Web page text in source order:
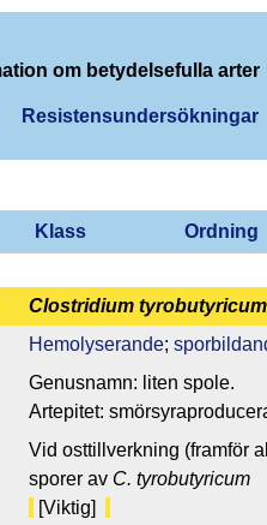
om betydelsefulla arter
Resistensundersökningar
Klass Ordning
Clostridium tyrobutyricum
Hemolyserande;
Genusnamn: liten spole.
Artepitet:
Vid osttillverkning (framför
sporer av C. tyrobutyricum
[Viktig]